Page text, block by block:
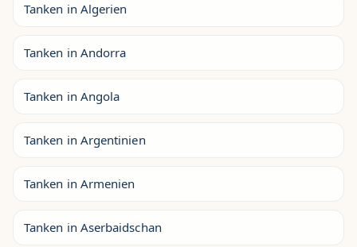
Tanken in Algerien
Tanken in Andorra
Tanken in Angola
Tanken in Argentinien
Tanken in Armenien
Tanken in Aserbaidschan